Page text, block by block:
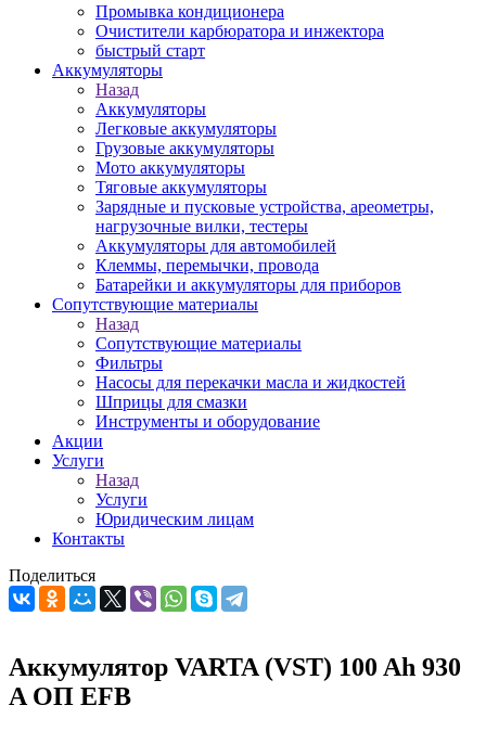
Промывка кондиционера
Очистители карбюратора и инжектора
быстрый старт
Аккумуляторы
Назад
Аккумуляторы
Легковые аккумуляторы
Грузовые аккумуляторы
Мото аккумуляторы
Тяговые аккумуляторы
Зарядные и пусковые устройства, ареометры,
нагрузочные вилки, тестеры
Аккумуляторы для автомобилей
Клеммы, перемычки, провода
Батарейки и аккумуляторы для приборов
Сопутствующие материалы
Назад
Сопутствующие материалы
Фильтры
Насосы для перекачки масла и жидкостей
Шприцы для смазки
Инструменты и оборудование
Акции
Услуги
Назад
Услуги
Юридическим лицам
Контакты
Поделиться
Аккумулятор VARTA (VST) 100 Ah 930
A ОП EFB